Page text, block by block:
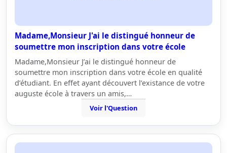
Madame,Monsieur J'ai le distingué honneur de
soumettre mon inscription dans votre école
Madame,Monsieur J’ai le distingué honneur de
soumettre mon inscription dans votre école en qualité
d’étudiant. En effet ayant découvert l’existance de votre
auguste école à travers un amis,…
Voir l'Question